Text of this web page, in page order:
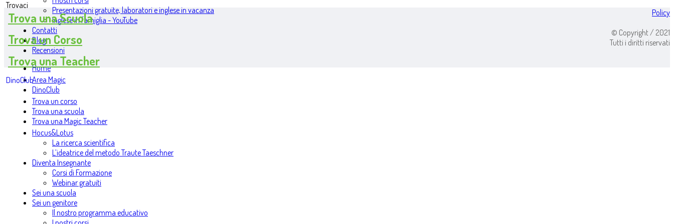
Presentazioni gratuite, laboratori e inglese in vacanza
Inglese in famiglia - YouTube
Contatti
Blog
Recensioni
Home
Area Magic
DinoClub
Trova un corso
Trova una scuola
Trova una Magic Teacher
Hocus&Lotus
La ricerca scientifica
L’ideatrice del metodo Traute Taeschner
Diventa Insegnante
Corsi di Formazione
Webinar gratuiti
Sei una scuola
Sei un genitore
Il nostro programma educativo
Trovaci
Trova una Scuola
Trova un Corso
Trova una Teacher
DinoClub
Policy
© Copyright / 2021
Tutti i diritti riservati